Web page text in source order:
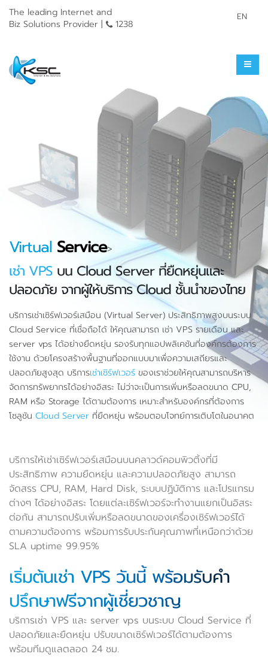
The leading Internet and
Biz Solutions Provider |
1238
EN
Virtual Service>
เช่า VPS บน Cloud Server ที่ยืดหยุ่นและ
ปลอดภัย จากผู้ให้บริการ Cloud ชั้นนำของไทย
บริการเช่าเซิร์ฟเวอร์เสมือน (Virtual Server) ประสิทธิภาพสูงบนระบบ
Cloud Service ที่เชื่อถือได้ ให้คุณสามารถ เช่า VPS รายเดือน และ
server vps ได้อย่างยืดหยุ่น รองรับทุกแอปพลิเคชันที่องค์กรต้องการ
ใช้งาน ด้วยโครงสร้างพื้นฐานที่ออกแบบมาเพื่อความเสถียรและ
ปลอดภัยสูงสุด บริการเช่าเซิร์ฟเวอร์ ของเราช่วยให้คุณสามารถบริหาร
จัดการทรัพยากรได้อย่างอิสระ ไม่ว่าจะเป็นการเพิ่มหรือลดขนาด CPU,
RAM หรือ Storage ได้ตามต้องการ เหมาะสำหรับองค์กรที่ต้องการ
โซลูชัน Cloud Server ที่ยืดหยุ่น พร้อมตอบโจทย์การเติบโตในอนาคต
บริการให้เช่าเซิร์ฟเวอร์เสมือนบนคลาวด์คอมพิวติ้งที่มี
ประสิทธิภาพ ความยืดหยุ่น และความปลอดภัยสูง สามารถ
จัดสรร CPU, RAM, Hard Disk, ระบบปฏิบัติการ และโปรแกรม
ต่างๆ ได้อย่างอิสระ โดยแต่ละเซิร์ฟเวอร์จะทำงานแยกเป็นอิสระ
ต่อกัน สามารถปรับเพิ่มหรือลดขนาดของเครื่องเซิร์ฟเวอร์ได้
ตามความต้องการ พร้อมการรับประกันคุณภาพที่เหนือกว่าด้วย
SLA uptime 99.95%
เริ่มต้นเช่า VPS วันนี้ พร้อมรับคำ
ปรึกษาฟรีจากผู้เชี่ยวชาญ
บริการเช่า VPS และ server vps บนระบบ Cloud Service ที่
ปลอดภัยและยืดหยุ่น ปรับขนาดเซิร์ฟเวอร์ได้ตามต้องการ
พร้อมทีมดูแลตลอด 24 ชม.